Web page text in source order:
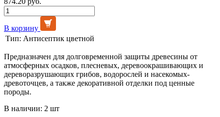
В корзину
Тип: Антисептик цветной
Предназначен для долговременной защиты древесины от
атмосферных осадков, плесневых, деревоокрашивающих и
дереворазрушающих грибов, водорослей и насекомых-
древоточцев, а также декоративной отделки под ценные
породы.
В наличии: 2 шт